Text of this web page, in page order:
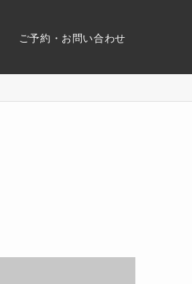
ご予約・お問い合わせ